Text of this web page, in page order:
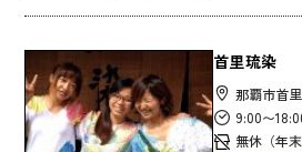
首里琉染
那覇市首
9:00〜
無休（年